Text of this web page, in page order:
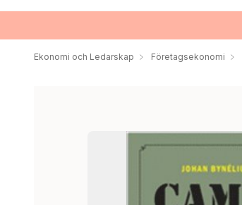
Ekonomi och Ledarskap Företagsekonomi